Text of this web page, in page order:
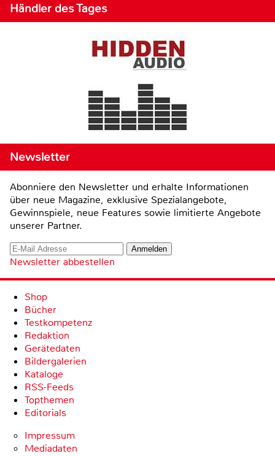
Händler des Tages
Newsletter
Abonniere den Newsletter und erhalte Informationen
über neue Magazine, exklusive Spezialangebote,
Gewinnspiele, neue Features sowie limitierte Angebote
unserer Partner.
Newsletter abbestellen
Shop
Bücher
Testkompetenz
Redaktion
Gerätedaten
Bildergalerien
Kataloge
RSS-Feeds
Topthemen
Editorials
Impressum
Mediadaten